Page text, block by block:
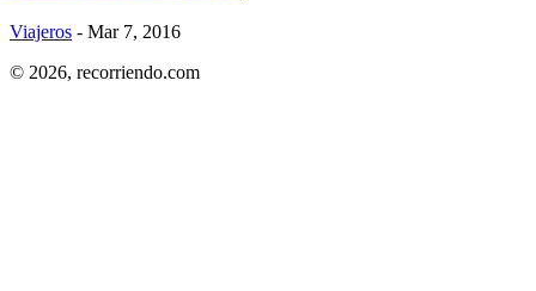
Viajeros - Mar 7, 2016
© 2026, recorriendo.com